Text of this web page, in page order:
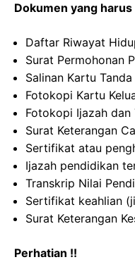
Dokumen yang harus
Daftar Riwayat
Surat Permohonan
Salinan Kartu
Fotokopi Kartu
Fotokopi Ijazah dan
Surat Keterangan
Sertifikat atau
Ijazah pendidikan
Transkrip Nilai
Sertifikat keahlian
Surat Keterangan
Perhatian !!